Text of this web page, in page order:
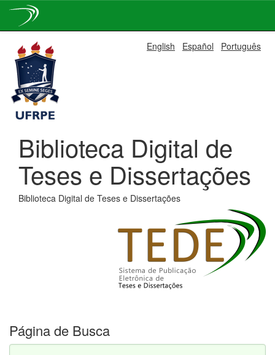
navigation
English Español Português
Biblioteca Digital de
Teses e Dissertações
Biblioteca Digital de Teses e Dissertações
Página de Busca